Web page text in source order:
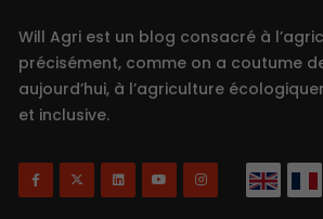
Will Agri est un blog consacré à
précisément, comme on a coutume
aujourd’hui, à l’agriculture
et inclusive.